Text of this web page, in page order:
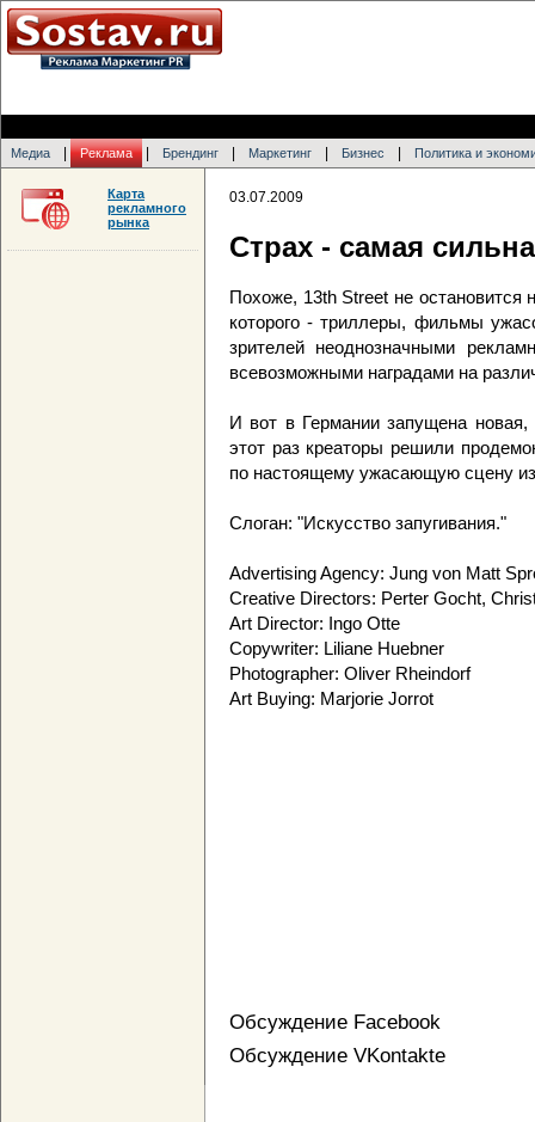
Медиа Реклама Брендинг Маркетинг Бизнес Политика и
03.07.2009
Страх - самая
Похоже, 13th Street не остановится
которого - триллеры, фильмы
зрителей неоднозначными
всевозможными наградами на
И вот в Германии запущена новая,
этот раз креаторы решили
по настоящему ужасающую сцену
Слоган: "Искусство запугивания."
Advertising Agency: Jung von Matt
Creative Directors: Perter Gocht,
Art Director: Ingo Otte
Copywriter: Liliane Huebner
Photographer: Oliver Rheindorf
Art Buying: Marjorie Jorrot
Обсуждение Facebook
Обсуждение VKontakte
Карта
рекламного
рынка